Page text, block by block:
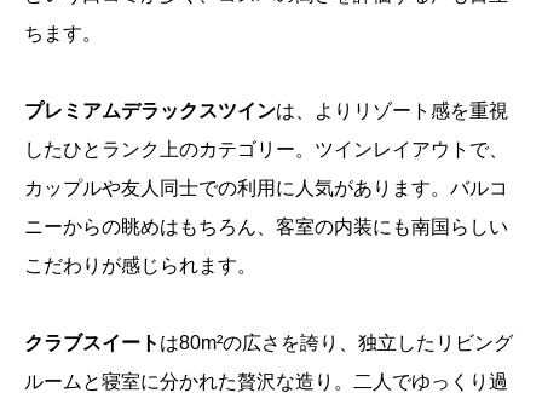
ちます。
プレミアムデラックスツインは、よりリゾート感を重視
したひとランク上のカテゴリー。ツインレイアウトで、
カップルや友人同士での利用に人気があります。バルコ
ニーからの眺めはもちろん、客室の内装にも南国らしい
こだわりが感じられます。
クラブスイート は80m²の広さを誇り、独立したリビング
ルームと寝室に分かれた贅沢な造り。二人でゆっくり過